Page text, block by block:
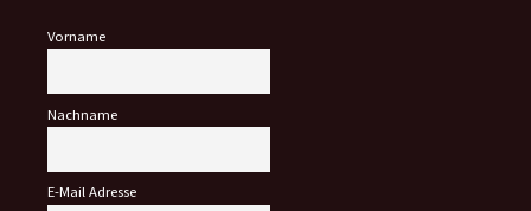
Vorname
Nachname
E-Mail Adresse